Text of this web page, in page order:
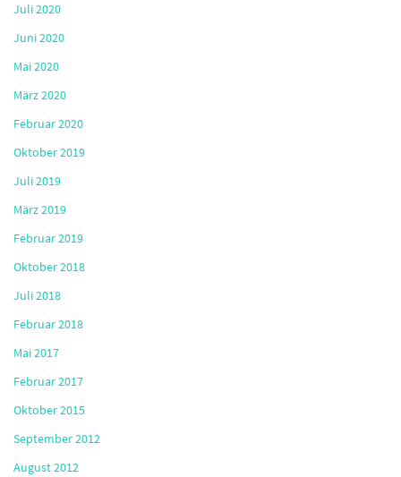
Juli 2020
Juni 2020
Mai 2020
März 2020
Februar 2020
Oktober 2019
Juli 2019
März 2019
Februar 2019
Oktober 2018
Juli 2018
Februar 2018
Mai 2017
Februar 2017
Oktober 2015
September 2012
August 2012